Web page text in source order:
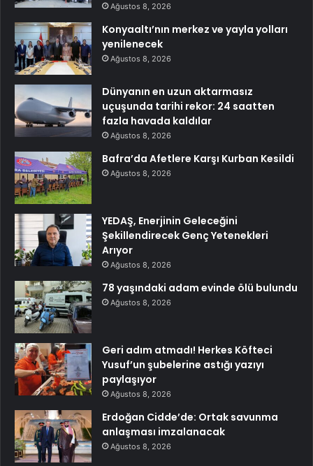
Ağustos 8, 2026
Konyaaltı’nın merkez ve yayla yolları
yenilenecek
Ağustos 8, 2026
Dünyanın en uzun aktarmasız
uçuşunda tarihi rekor: 24 saatten
fazla havada kaldılar
Ağustos 8, 2026
Bafra’da Afetlere Karşı Kurban Kesildi
Ağustos 8, 2026
YEDAŞ, Enerjinin Geleceğini
Şekillendirecek Genç Yetenekleri
Arıyor
Ağustos 8, 2026
78 yaşındaki adam evinde ölü bulundu
Ağustos 8, 2026
Geri adım atmadı! Herkes Köfteci
Yusuf’un şubelerine astığı yazıyı
paylaşıyor
Ağustos 8, 2026
Erdoğan Cidde’de: Ortak savunma
anlaşması imzalanacak
Ağustos 8, 2026